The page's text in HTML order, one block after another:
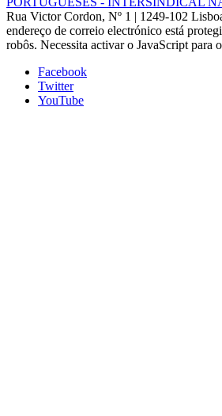
Rua Victor Cordon, Nº 1 | 1249-102
endereço de correio electrónico está
robôs. Necessita activar o JavaScript para
Facebook
Twitter
YouTube